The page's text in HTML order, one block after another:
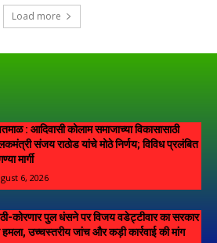
: आदिवासी कोलाम समाजाच्या विकासासाठी
संजय राठोड यांचे मोठे निर्णय; विविध प्रलंबित
मार्गी
6, 2026
कोरणार पुल धंसने पर विजय वडेट्टीवार का सरकार
हमला, उच्चस्तरीय जांच और कड़ी कार्रवाई की मांग